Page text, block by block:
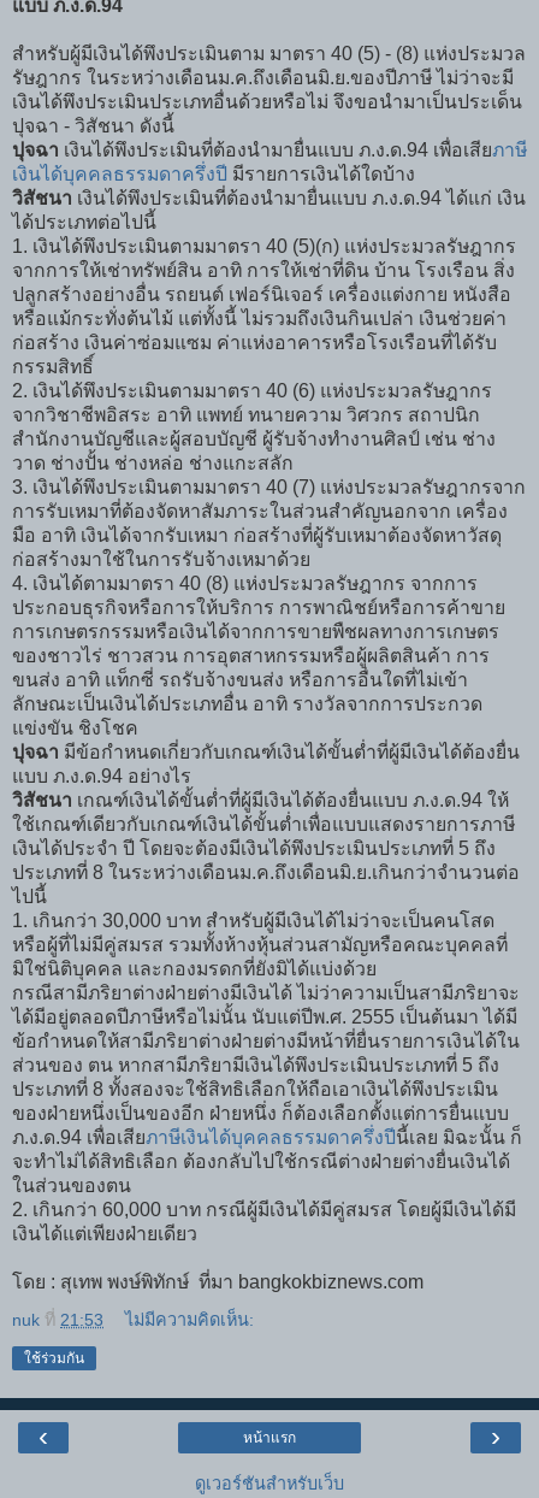
แบบ ภ.ง.ด.94
สำหรับผู้มีเงินได้พึงประเมินตาม มาตรา 40 (5) - (8) แห่งประมวล
รัษฎากร ในระหว่างเดือนม.ค.ถึงเดือนมิ.ย.ของปีภาษี ไม่ว่าจะมี
เงินได้พึงประเมินประเภทอื่นด้วยหรือไม่ จึงขอนำมาเป็นประเด็น
ปุจฉา - วิสัชนา ดังนี้
ปุจฉา เงินได้พึงประเมินที่ต้องนำมายื่นแบบ ภ.ง.ด.94 เพื่อเสียภาษี
เงินได้บุคคลธรรมดาครึ่งปี มีรายการเงินได้ใดบ้าง
วิสัชนา เงินได้พึงประเมินที่ต้องนำมายื่นแบบ ภ.ง.ด.94 ได้แก่ เงิน
ได้ประเภทต่อไปนี้
1. เงินได้พึงประเมินตามมาตรา 40 (5)(ก) แห่งประมวลรัษฎากร
จากการให้เช่าทรัพย์สิน อาทิ การให้เช่าที่ดิน บ้าน โรงเรือน สิ่ง
ปลูกสร้างอย่างอื่น รถยนต์ เฟอร์นิเจอร์ เครื่องแต่งกาย หนังสือ
หรือแม้กระทั่งต้นไม้ แต่ทั้งนี้ ไม่รวมถึงเงินกินเปล่า เงินช่วยค่า
ก่อสร้าง เงินค่าซ่อมแซม ค่าแห่งอาคารหรือโรงเรือนที่ได้รับ
กรรมสิทธิ์
2. เงินได้พึงประเมินตามมาตรา 40 (6) แห่งประมวลรัษฎากร
จากวิชาชีพอิสระ อาทิ แพทย์ ทนายความ วิศวกร สถาปนิก
สำนักงานบัญชีและผู้สอบบัญชี ผู้รับจ้างทำงานศิลป์ เช่น ช่าง
วาด ช่างปั้น ช่างหล่อ ช่างแกะสลัก
3. เงินได้พึงประเมินตามมาตรา 40 (7) แห่งประมวลรัษฎากรจาก
การรับเหมาที่ต้องจัดหาสัมภาระในส่วนสำคัญนอกจาก เครื่อง
มือ อาทิ เงินได้จากรับเหมา ก่อสร้างที่ผู้รับเหมาต้องจัดหาวัสดุ
ก่อสร้างมาใช้ในการรับจ้างเหมาด้วย
4. เงินได้ตามมาตรา 40 (8) แห่งประมวลรัษฎากร จากการ
ประกอบธุรกิจหรือการให้บริการ การพาณิชย์หรือการค้าขาย
การเกษตรกรรมหรือเงินได้จากการขายพืชผลทางการเกษตร
ของชาวไร่ ชาวสวน การอุตสาหกรรมหรือผู้ผลิตสินค้า การ
ขนส่ง อาทิ แท็กซี่ รถรับจ้างขนส่ง หรือการอื่นใดที่ไม่เข้า
ลักษณะเป็นเงินได้ประเภทอื่น อาทิ รางวัลจากการประกวด
แข่งขัน ชิงโชค
ปุจฉา มีข้อกำหนดเกี่ยวกับเกณฑ์เงินได้ขั้นต่ำที่ผู้มีเงินได้ต้องยื่น
แบบ ภ.ง.ด.94 อย่างไร
วิสัชนา เกณฑ์เงินได้ขั้นต่ำที่ผู้มีเงินได้ต้องยื่นแบบ ภ.ง.ด.94 ให้
ใช้เกณฑ์เดียวกับเกณฑ์เงินได้ขั้นต่ำเพื่อแบบแสดงรายการภาษี
เงินได้ประจำ ปี โดยจะต้องมีเงินได้พึงประเมินประเภทที่ 5 ถึง
ประเภทที่ 8 ในระหว่างเดือนม.ค.ถึงเดือนมิ.ย.เกินกว่าจำนวนต่อ
ไปนี้
1. เกินกว่า 30,000 บาท สำหรับผู้มีเงินได้ไม่ว่าจะเป็นคนโสด
หรือผู้ที่ไม่มีคู่สมรส รวมทั้งห้างหุ้นส่วนสามัญหรือคณะบุคคลที่
มิใช่นิติบุคคล และกองมรดกที่ยังมิได้แบ่งด้วย
กรณีสามีภริยาต่างฝ่ายต่างมีเงินได้ ไม่ว่าความเป็นสามีภริยาจะ
ได้มีอยู่ตลอดปีภาษีหรือไม่นั้น นับแต่ปีพ.ศ. 2555 เป็นต้นมา ได้มี
ข้อกำหนดให้สามีภริยาต่างฝ่ายต่างมีหน้าที่ยื่นรายการเงินได้ใน
ส่วนของ ตน หากสามีภริยามีเงินได้พึงประเมินประเภทที่ 5 ถึง
ประเภทที่ 8 ทั้งสองจะใช้สิทธิเลือกให้ถือเอาเงินได้พึงประเมิน
ของฝ่ายหนึ่งเป็นของอีก ฝ่ายหนึ่ง ก็ต้องเลือกตั้งแต่การยื่นแบบ
ภ.ง.ด.94 เพื่อเสียภาษีเงินได้บุคคลธรรมดาครึ่งปีนี้เลย มิฉะนั้น ก็
จะทำไม่ได้สิทธิเลือก ต้องกลับไปใช้กรณีต่างฝ่ายต่างยื่นเงินได้
ในส่วนของตน
2. เกินกว่า 60,000 บาท กรณีผู้มีเงินได้มีคู่สมรส โดยผู้มีเงินได้มี
เงินได้แต่เพียงฝ่ายเดียว
โดย : สุเทพ พงษ์พิทักษ์ ที่มา bangkokbiznews.com
nuk ที่ 21:53 ไม่มีความคิดเห็น:
ใช้ร่วมกัน
‹ ›
หน้าแรก
ดูเวอร์ชันสำหรับเว็บ